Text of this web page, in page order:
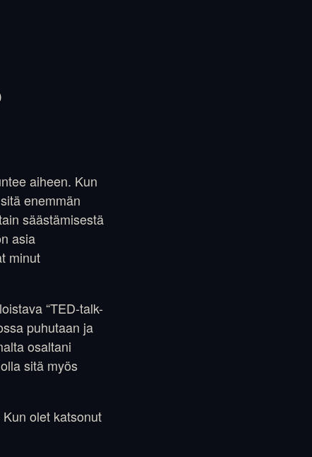
aiheen. Kun
enemmän
säästämisestä
asia
minut
“TED-talk-
puhutaan ja
osaltani
sitä myös
olet katsonut